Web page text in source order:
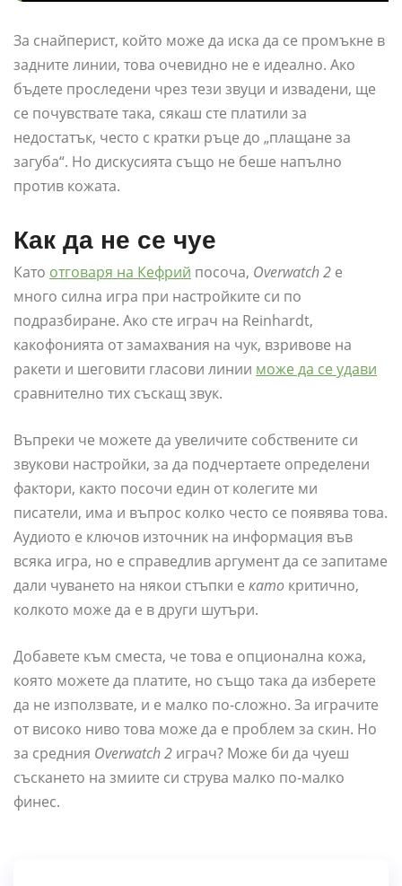
За снайперист, който може да иска да се промъкне в
задните линии, това очевидно не е идеално. Ако
бъдете проследени чрез тези звуци и извадени, ще
се почувствате така, сякаш сте платили за
недостатък, често с кратки ръце до „плащане за
загуба“. Но дискусията също не беше напълно
против кожата.
Как да не се чуе
Като отговаря на Кефрий посоча, Overwatch 2 е
много силна игра при настройките си по
подразбиране. Ако сте играч на Reinhardt,
какофонията от замахвания на чук, взривове на
ракети и шеговити гласови линии може да се удави
сравнително тих съскащ звук.
Въпреки че можете да увеличите собствените си
звукови настройки, за да подчертаете определени
фактори, както посочи един от колегите ми
писатели, има и въпрос колко често се появява това.
Аудиото е ключов източник на информация във
всяка игра, но е справедлив аргумент да се запитаме
дали чуването на някои стъпки е като критично,
колкото може да е в други шутъри.
Добавете към сместа, че това е опционална кожа,
която можете да платите, но също така да изберете
да не използвате, и е малко по-сложно. За играчите
от високо ниво това може да е проблем за скин. Но
за средния Overwatch 2 играч? Може би да чуеш
съскането на змиите си струва малко по-малко
финес.